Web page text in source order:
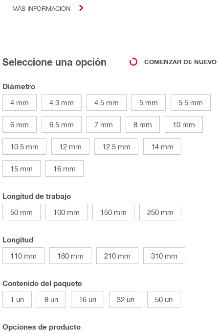
MÁS INFORMACIÓN
Seleccione una opción COMENZAR DE NUEVO
Diámetro
4 mm
4.3 mm 4.5 mm 5 mm 5.5 mm
6 mm 6.5 mm 7 mm 8 mm 10 mm
10.5 mm 12 mm 12.5 mm 14 mm
15 mm 16 mm
Longitud de trabajo
50 mm
100 mm 150 mm 250 mm
Longitud
110 mm
160 mm 210 mm 310 mm
Contenido del paquete
1 un
8 un 16 un 32 un 50 un
Opciones de producto